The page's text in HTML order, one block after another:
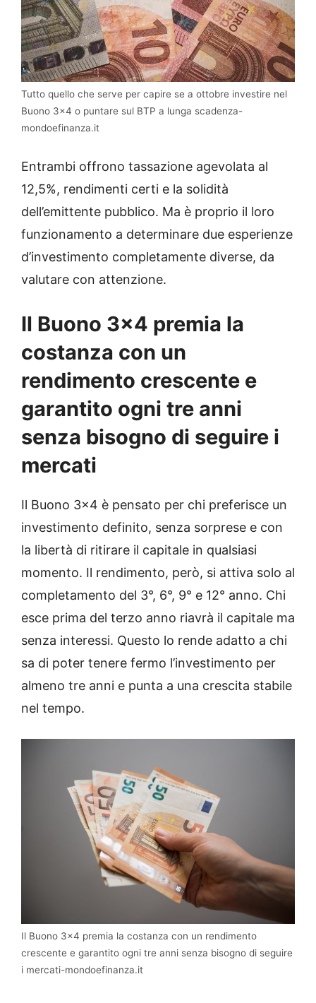
Tutto quello che serve per capire se a ottobre investire nel
Buono 3×4 o puntare sul BTP a lunga scadenza-
mondoefinanza.it
Entrambi offrono tassazione agevolata al
12,5%, rendimenti certi e la solidità
dell’emittente pubblico. Ma è proprio il loro
funzionamento a determinare due esperienze
d’investimento completamente diverse, da
valutare con attenzione.
Il Buono 3×4 premia la
costanza con un
rendimento crescente e
garantito ogni tre anni
senza bisogno di seguire i
mercati
Il Buono 3×4 è pensato per chi preferisce un
investimento definito, senza sorprese e con
la libertà di ritirare il capitale in qualsiasi
momento. Il rendimento, però, si attiva solo al
completamento del 3°, 6°, 9° e 12° anno. Chi
esce prima del terzo anno riavrà il capitale ma
senza interessi. Questo lo rende adatto a chi
sa di poter tenere fermo l’investimento per
almeno tre anni e punta a una crescita stabile
nel tempo.
Il Buono 3×4 premia la costanza con un rendimento
crescente e garantito ogni tre anni senza bisogno di seguire
i mercati-mondoefinanza.it